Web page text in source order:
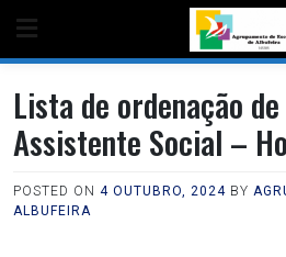
Lista de ordenação
Assistente Social –
POSTED ON 4 OUTUBRO, 2024 BY
ALBUFEIRA